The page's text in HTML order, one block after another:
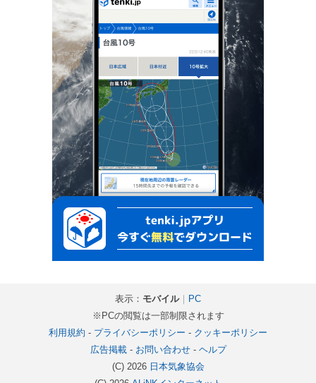
表示： モバイル｜
PC
※PCの閲覧は一部制限されます
利用規約 - プライバシーポリシー - クッキーポリシー
広告掲載- お問い合わせ- ヘルプ
(C) 2026 日本気象協会